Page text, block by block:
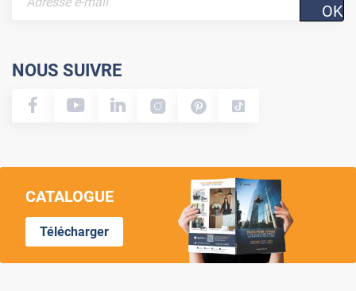
OK
NOUS SUIVRE
CATALOGUE
Télécharger